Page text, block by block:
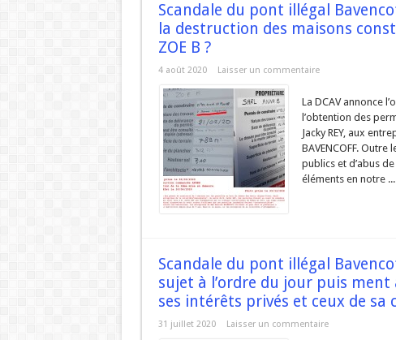
Scandale du pont illégal
la destruction des maisons
ZOE B ?
4 août 2020 Laisser un commentaire
La DCAV annonce
l’obtention des
Jacky REY, aux
BAVENCOFF.
publics et d’abus
éléments en notre ...
Scandale du pont illégal
sujet à l’ordre du jour puis
ses intérêts privés et ceux de sa
31 juillet 2020 Laisser un commentaire